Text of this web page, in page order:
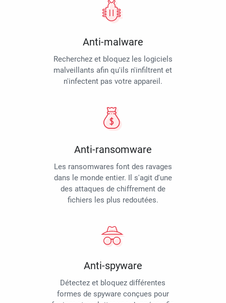
Anti-malware
Recherchez et bloquez les logiciels
malveillants afin qu'ils n'infiltrent et
n'infectent pas votre appareil.
Anti-ransomware
Les ransomwares font des ravages
dans le monde entier. Il s'agit d'une
des attaques de chiffrement de
fichiers les plus redoutées.
Anti-spyware
Détectez et bloquez différentes
formes de spyware conçues pour